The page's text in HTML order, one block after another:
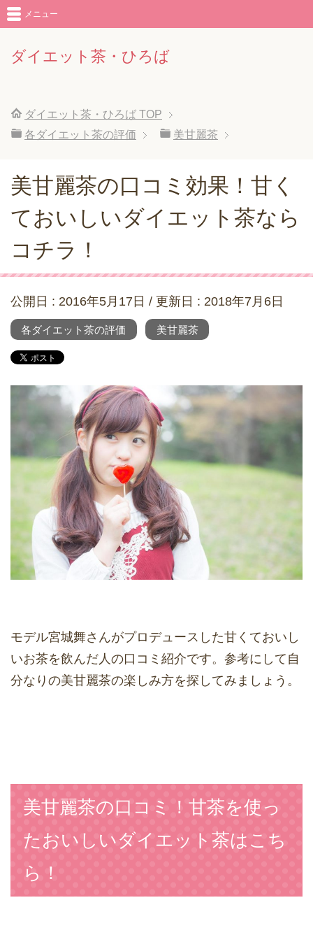
ダイエット茶・ひろば
メニュー
ダイエット茶・ひろば TOP
各ダイエット茶の評価
美甘麗茶
美甘麗茶の口コミ効果！甘く
ておいしいダイエット茶なら
コチラ！
公開日 : 2016年5月17日 / 更新日 : 2018年7月6日
各ダイエット茶の評価 美甘麗茶
モデル宮城舞さんがプロデュースした甘くておいし
いお茶を飲んだ人の口コミ紹介です。参考にして自
分なりの美甘麗茶の楽しみ方を探してみましょう。
美甘麗茶の口コミ！甘茶を使っ
たおいしいダイエット茶はこち
ら！